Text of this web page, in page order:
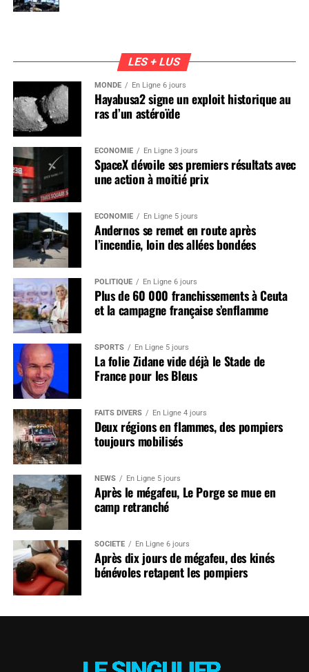
LES + LUS
MONDE En Ligne 6 jours
Hayabusa2 signe un exploit historique au
ras d’un astéroïde
ÉCONOMIE En Ligne 3 jours
SpaceX dévoile ses premiers résultats avec
une action à moitié prix
ÉCONOMIE En Ligne 5 jours
Andernos se remet en route après
l’incendie, loin des allées bondées
POLITIQUE En Ligne 6 jours
Plus de 60 000 franchissements à Ceuta
et la campagne française s’enflamme
SPORTS En Ligne 5 jours
La folie Zidane vide déjà le Stade de
France pour les Bleus
FAITS DIVERS En Ligne 4 jours
Deux régions en flammes, des pompiers
toujours mobilisés
NEWS En Ligne 5 jours
Après le mégafeu, Le Porge se mue en
camp retranché
SOCIÉTÉ En Ligne 6 jours
Après dix jours de mégafeu, des kinés
bénévoles retapent les pompiers